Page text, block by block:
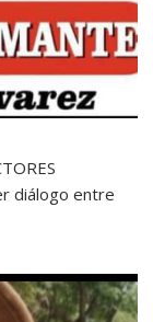
diálogo entre